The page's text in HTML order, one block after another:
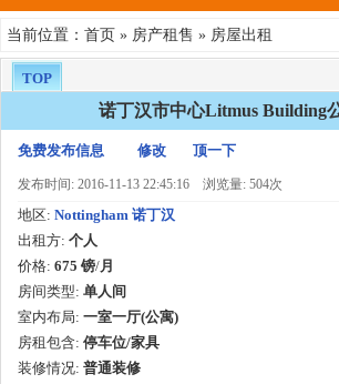
当前位置： 首页 » 房产租售 » 房屋出租
TOP
诺丁汉市中心Litmus Building
免费发布信息 修改 顶一下
发布时间: 2016-11-13 22:45:16 浏览量: 504次
地区: Nottingham 诺丁汉
出租方: 个人
价格: 675 镑/月
房间类型: 单人间
室内布局: 一室一厅(公寓)
房租包含: 停车位/家具
装修情况: 普通装修